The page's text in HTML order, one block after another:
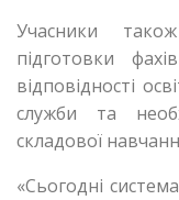
Учасники
підготовки
відповідності
служби та
складової
«Сьогодні